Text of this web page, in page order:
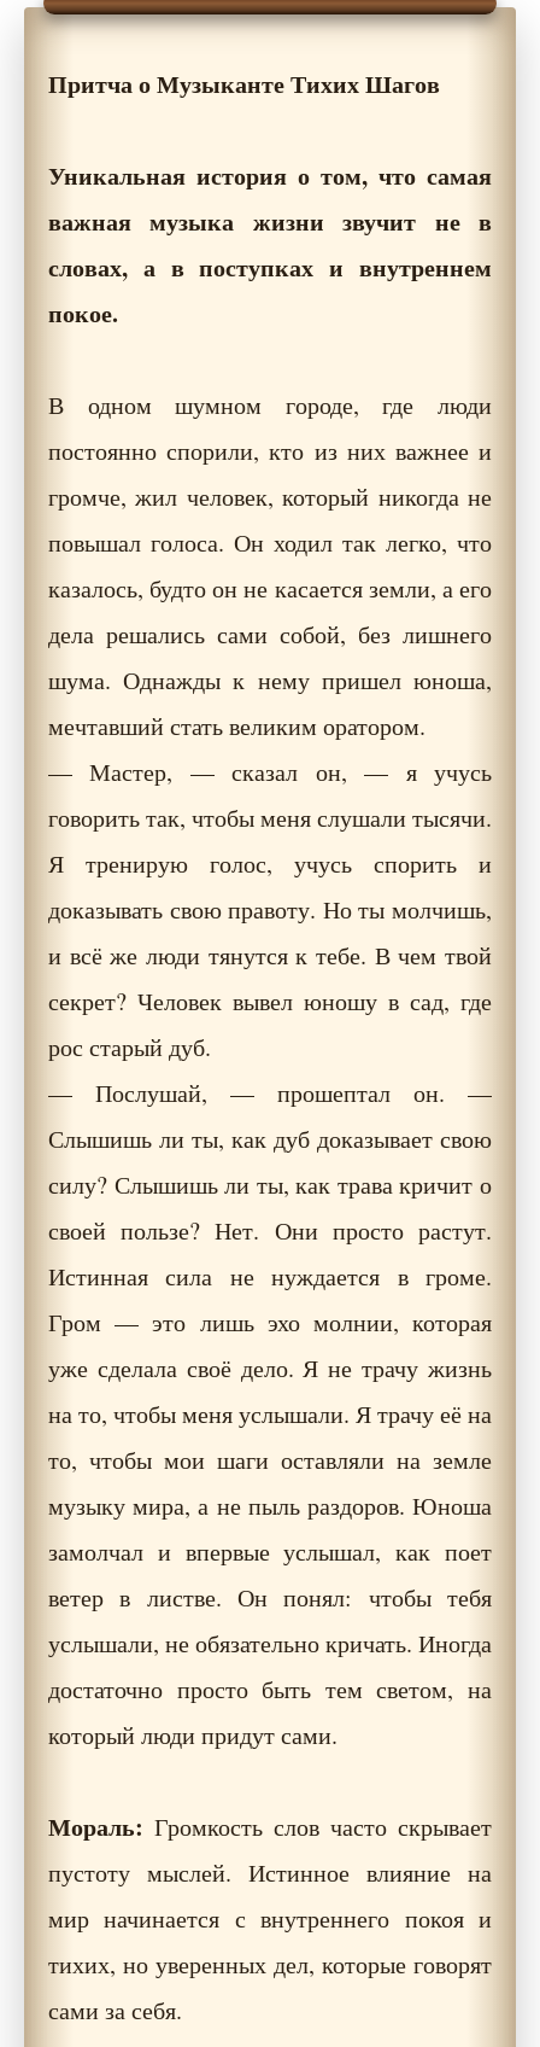
Притча о Музыканте Тихих Шагов
Уникальная история о том, что самая
важная музыка жизни звучит не в
словах, а в поступках и внутреннем
покое.
В одном шумном городе, где люди
постоянно спорили, кто из них важнее и
громче, жил человек, который никогда не
повышал голоса. Он ходил так легко, что
казалось, будто он не касается земли, а его
дела решались сами собой, без лишнего
шума. Однажды к нему пришел юноша,
мечтавший стать великим оратором.
— Мастер, — сказал он, — я учусь
говорить так, чтобы меня слушали тысячи.
Я тренирую голос, учусь спорить и
доказывать свою правоту. Но ты молчишь,
и всё же люди тянутся к тебе. В чем твой
секрет? Человек вывел юношу в сад, где
рос старый дуб.
— Послушай, — прошептал он. —
Слышишь ли ты, как дуб доказывает свою
силу? Слышишь ли ты, как трава кричит о
своей пользе? Нет. Они просто растут.
Истинная сила не нуждается в громе.
Гром — это лишь эхо молнии, которая
уже сделала своё дело. Я не трачу жизнь
на то, чтобы меня услышали. Я трачу её на
то, чтобы мои шаги оставляли на земле
музыку мира, а не пыль раздоров. Юноша
замолчал и впервые услышал, как поет
ветер в листве. Он понял: чтобы тебя
услышали, не обязательно кричать. Иногда
достаточно просто быть тем светом, на
который люди придут сами.
Мораль: Громкость слов часто скрывает
пустоту мыслей. Истинное влияние на
мир начинается с внутреннего покоя и
тихих, но уверенных дел, которые говорят
сами за себя.